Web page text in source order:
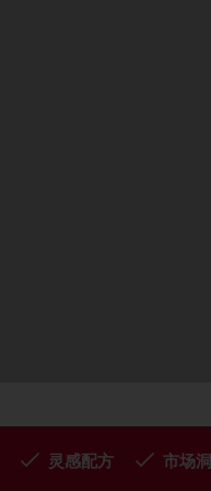
灵感配方 市场